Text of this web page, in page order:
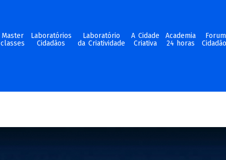
Master
classes
Laboratórios
Cidadãos
Laboratório
da Criatividade
A Cidade
Criativa
Academia
24 horas
Forum